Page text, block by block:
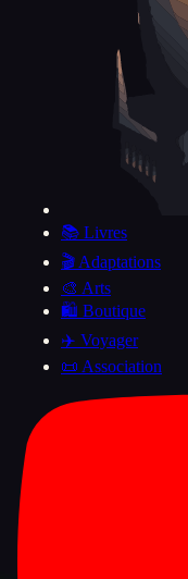
📚 Livres
🎬 Adaptations
🎨 Arts
🛍️ Boutique
✈️ Voyager
📜 Association